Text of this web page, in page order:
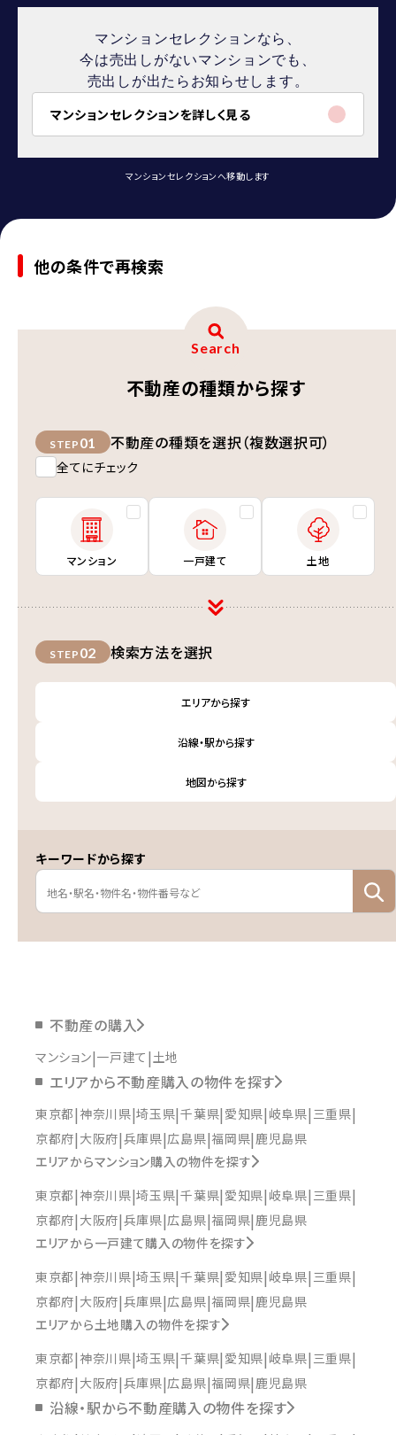
マンションセレクションなら、
今は売出しがないマンションでも、
売出しが出たらお知らせします。
マンションセレクションを詳しく見る
マンションセレクションへ移動します
他の条件で再検索
Search
不動産の種類から探す
STEP 01 不動産の種類を選択（複数選択可）
全てにチェック
マンション 一戸建て 土地
STEP 02 検索方法を選択
エリアから探す
沿線・駅から探す
地図から探す
キーワードから探す
不動産の購入
マンション 一戸建て 土地
エリアから不動産購入の物件を探す
東京都 神奈川県 埼玉県 千葉県 愛知県 岐阜県 三重県
京都府 大阪府 兵庫県 広島県 福岡県 鹿児島県
エリアからマンション購入の物件を探す
東京都 神奈川県 埼玉県 千葉県 愛知県 岐阜県 三重県
京都府 大阪府 兵庫県 広島県 福岡県 鹿児島県
エリアから一戸建て購入の物件を探す
東京都 神奈川県 埼玉県 千葉県 愛知県 岐阜県 三重県
京都府 大阪府 兵庫県 広島県 福岡県 鹿児島県
エリアから土地購入の物件を探す
東京都 神奈川県 埼玉県 千葉県 愛知県 岐阜県 三重県
京都府 大阪府 兵庫県 広島県 福岡県 鹿児島県
沿線・駅から不動産購入の物件を探す